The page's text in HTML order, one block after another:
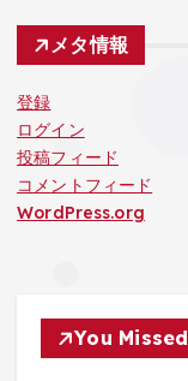
メタ情報
登録
ログイン
投稿フィード
コメントフィード
WordPress.org
You Missed